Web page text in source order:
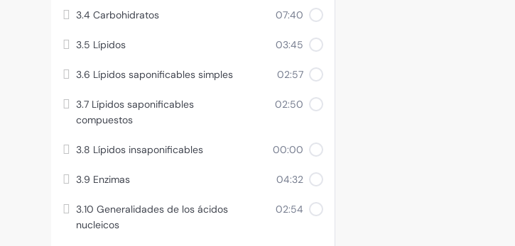
3.4 Carbohidratos 07:40
3.5 Lípidos 03:45
3.6 Lípidos saponificables simples 02:57
3.7 Lípidos saponificables
compuestos
02:50
3.8 Lípidos insaponificables 00:00
3.9 Enzimas 04:32
3.10 Generalidades de los ácidos
nucleicos
02:54